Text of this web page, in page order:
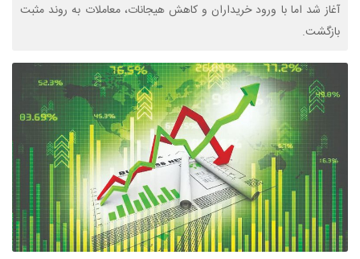
آغاز شد اما با ورود خریداران و کاهش هیجانات، معاملات به روند مثبت
بازگشت.